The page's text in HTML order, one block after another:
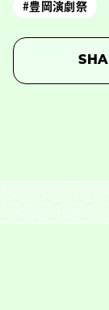
#豊岡演劇祭